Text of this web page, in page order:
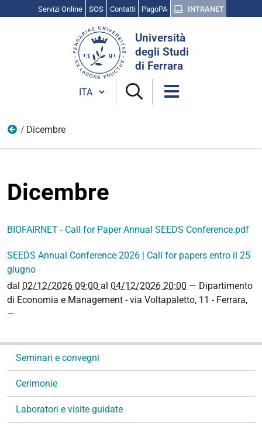
Servizi Online SOS Contatti PagoPA INTRANET
Università
degli Studi
di Ferrara
Cambia lingua
2026
Dicembre
Dicembre
BIOFAIRNET - Call for Paper Annual SEEDS Conference.pdf
SEEDS Annual Conference 2026 | Call for papers entro il 25
giugno
dal 02/12/2026 09:00 al 04/12/2026 20:00 — Dipartimento
di Economia e Management - via Voltapaletto, 11 - Ferrara,
—
i
a
Seminari e convegni
Cerimonie
Laboratori e visite guidate